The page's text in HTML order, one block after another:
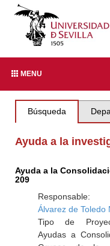
MENU
Búsqueda
Ayuda a la
Ayuda a la
209
Responsable:
Álvarez de Toledo
Tipo de
Ayudas a